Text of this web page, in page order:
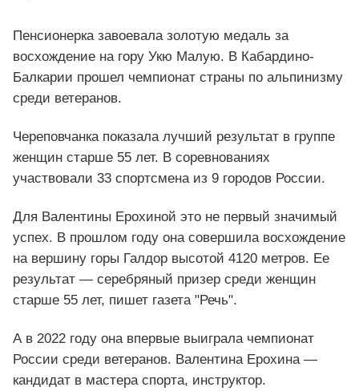
Пенсионерка завоевала золотую медаль за
восхождение на гору Укю Малую. В Кабардино-
Балкарии прошел чемпионат страны по альпинизму
среди ветеранов.
Череповчанка показала лучший результат в группе
женщин старше 55 лет. В соревнованиях
участвовали 33 спортсмена из 9 городов России.
Для Валентины Ерохиной это не первый значимый
успех. В прошлом году она совершила восхождение
на вершину горы Галдор высотой 4120 метров. Ее
результат — серебряный призер среди женщин
старше 55 лет, пишет газета "Речь".
А в 2022 году она впервые выиграла чемпионат
России среди ветеранов. Валентина Ерохина —
кандидат в мастера спорта, инструктор.